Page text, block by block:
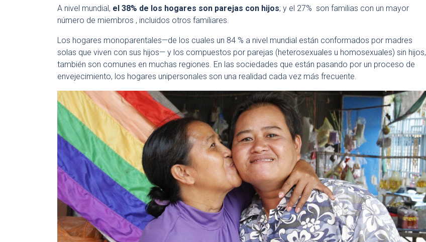
A nivel mundial, el 38% de los hogares son parejas con hijos; y el 27% son familias con un mayor
número de miembros , incluidos otros familiares.
Los hogares monoparentales—de los cuales un 84 % a nivel mundial están conformados por madres
solas que viven con sus hijos— y los compuestos por parejas (heterosexuales u homosexuales) sin hijos,
también son comunes en muchas regiones. En las sociedades que están pasando por un proceso de
envejecimiento, los hogares unipersonales son una realidad cada vez más frecuente.